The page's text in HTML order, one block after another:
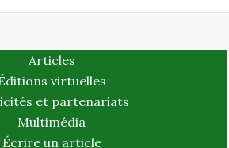
Articles
virtuelles
et partenariats
Multimédia
Écrire un article